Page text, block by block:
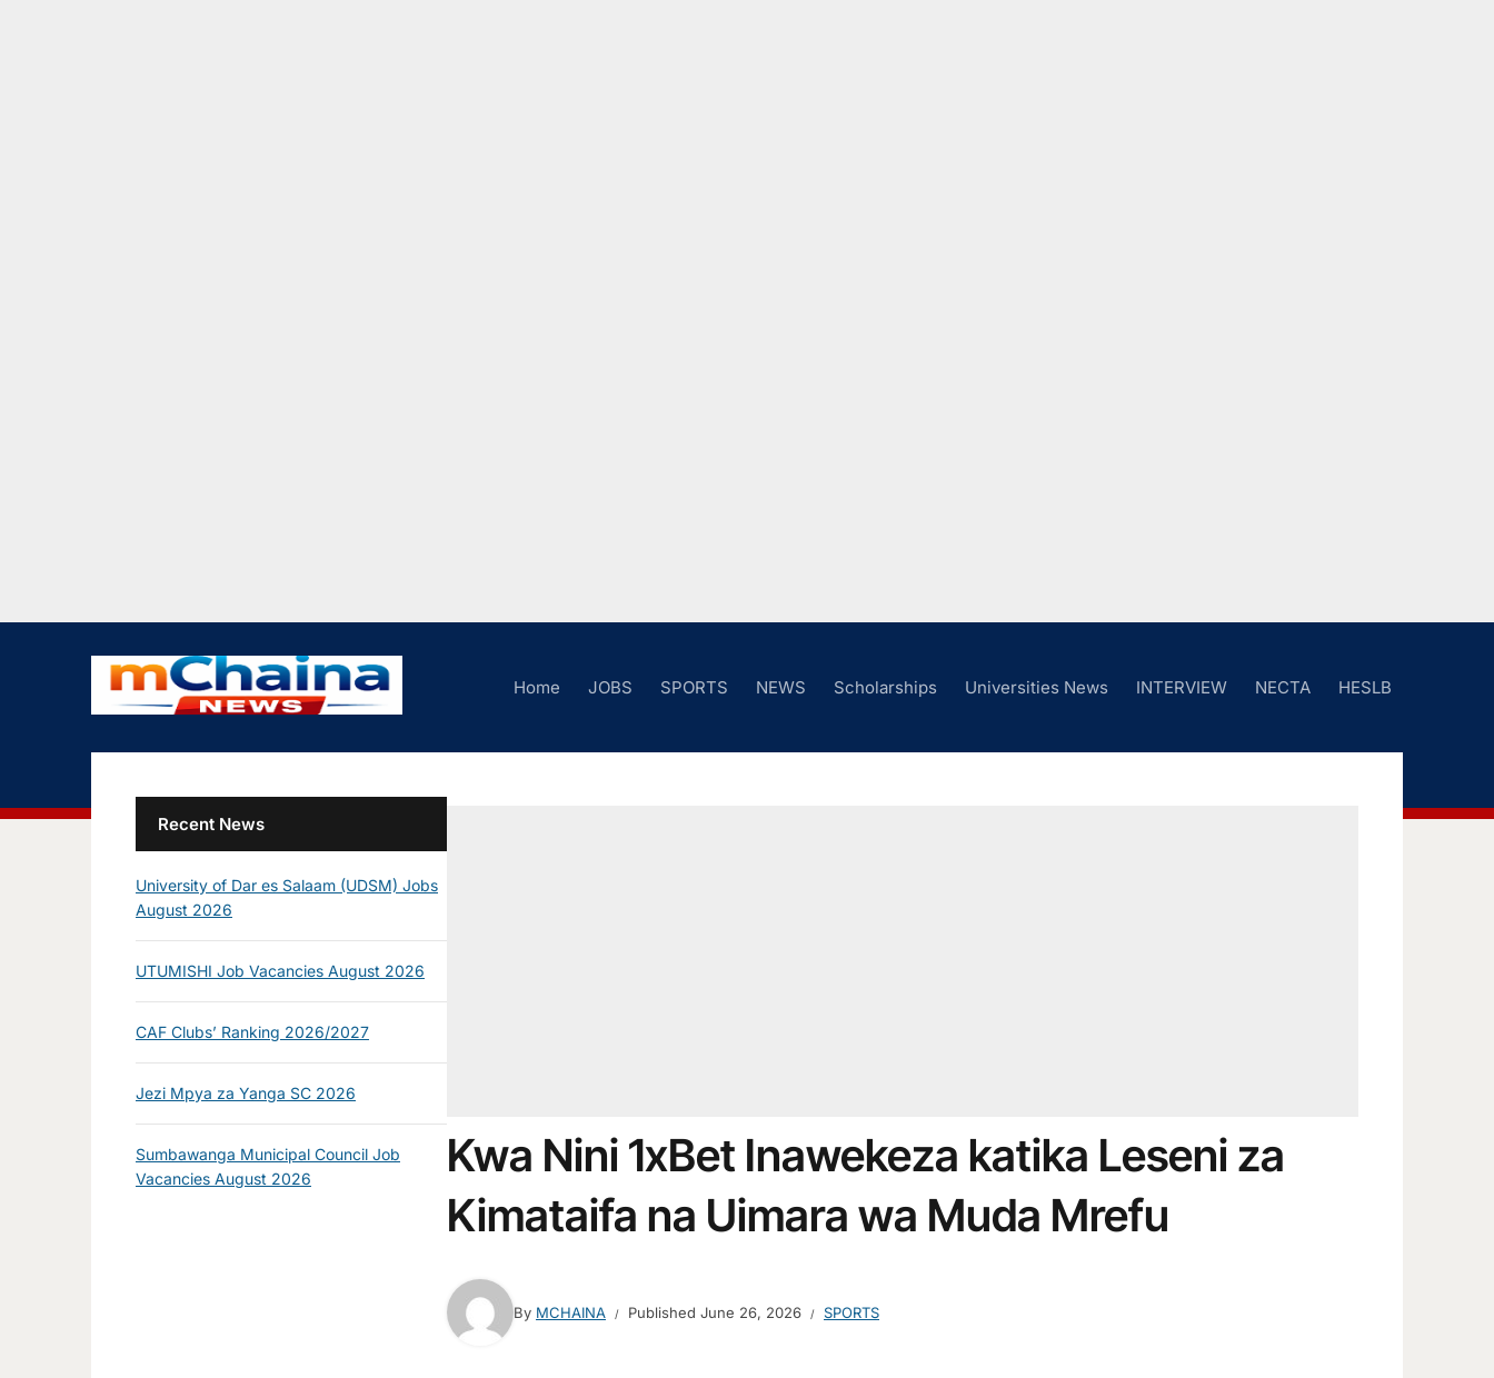
Home JOBS SPORTS NEWS Scholarships Universities News INTERVIEW NECTA HESLB
Kwa Nini 1xBet Inawekeza katika Leseni za
Kimataifa na Uimara wa Muda Mrefu
By MCHAINA Published June 26, 2026 SPORTS
Recent News
University of Dar es Salaam (UDSM) Jobs
August 2026
UTUMISHI Job Vacancies August 2026
CAF Clubs’ Ranking 2026/2027
Jezi Mpya za Yanga SC 2026
Sumbawanga Municipal Council Job
Vacancies August 2026